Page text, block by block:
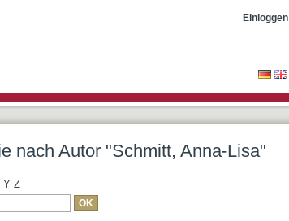
Einloggen
nach Autor "Schmitt, Anna-Lisa"
Y Z